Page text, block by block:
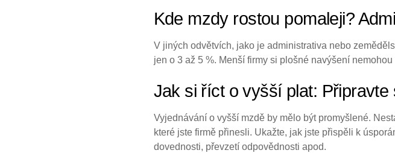
Kde mzdy rostou pomaleji?
V jiných odvětvích, jako je administrativa nebo
jen o 3 až 5 %. Menší firmy si plošné navýšení
Jak si říct o vyšší plat: Připravte
Vyjednávání o vyšší mzdě by mělo být promyšlené.
které jste firmě přinesli. Ukažte, jak jste přispěli k
dovednosti, převzetí odpovědnosti apod.